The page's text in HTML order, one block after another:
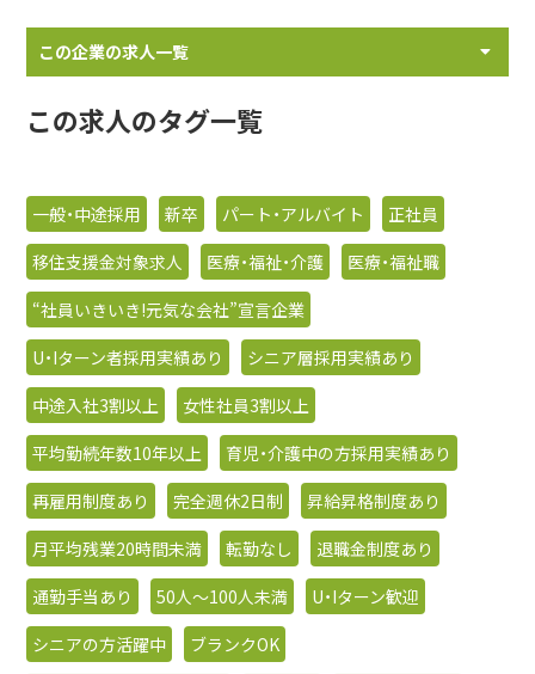
この企業の求人一覧
この求人のタグ一覧
一般・中途採用 新卒 パート・アルバイト
正社員
移住支援金対象求人
医療・福祉・介護
医療・福祉職
“社員いきいき!元気な会社”宣言企業
U・Iターン者採用実績あり
シニア層採用実績あり
中途入社3割以上
女性社員3割以上
平均勤続年数10年以上
育児・介護中の方採用実績あり
再雇用制度あり
完全週休2日制
昇給昇格制度あり
月平均残業20時間未満
転勤なし
退職金制度あり
通勤手当あり
50人〜100人未満
U・Iターン歓迎
シニアの方活躍中
ブランクOK